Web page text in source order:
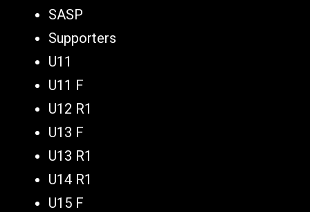
SASP
Supporters
U11
U11 F
U12 R1
U13 F
U13 R1
U14 R1
U15 F